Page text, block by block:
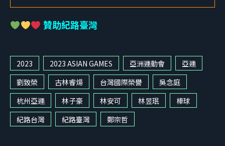
贊助紀路臺灣
2023 2023 ASIAN GAMES 亞洲運動會
亞運
劉致榮
古林睿煬 台灣國際榮譽
吳念庭
杭州亞運
林子豪 林安可 林昱珉
棒球
紀路台灣
紀路臺灣 鄭宗哲